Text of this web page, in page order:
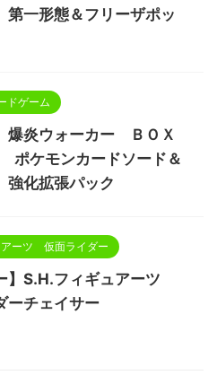
一形態＆フリーザポッ
ドゲーム
爆炎ウォーカー ＢＯＸ
モンカードソード＆
化拡張パック
ーツ 仮面ライダー
】S.H.フィギュアーツ
ーチェイサー